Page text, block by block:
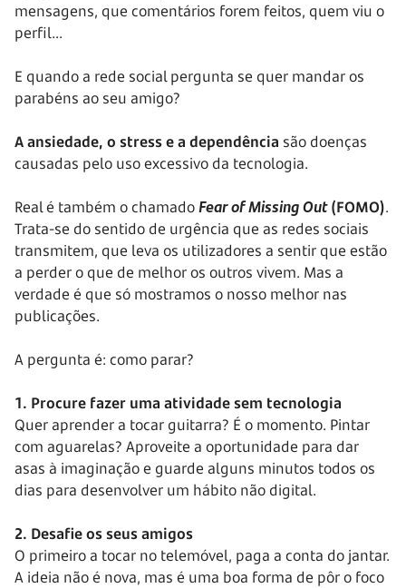
mensagens, que comentários forem feitos, quem viu o
perfil...
E quando a rede social pergunta se quer mandar os
parabéns ao seu amigo?
A ansiedade, o stress e a dependência são doenças
causadas pelo uso excessivo da tecnologia.
Real é também o chamadoFear of Missing Out(FOMO).
Trata-se do sentido de urgência que as redes sociais
transmitem, que leva os utilizadores a sentir que estão
a perder o que de melhor os outros vivem. Mas a
verdade é que só mostramos o nosso melhor nas
publicações.
A pergunta é: como parar?
1. Procure fazer uma atividade sem tecnologia
Quer aprender a tocar guitarra? É o momento. Pintar
com aguarelas? Aproveite a oportunidade para dar
asas à imaginação e guarde alguns minutos todos os
dias para desenvolver um hábito não digital.
2. Desafie os seus amigos
O primeiro a tocar no telemóvel, paga a conta do jantar.
A ideia não é nova, mas é uma boa forma de pôr o foco